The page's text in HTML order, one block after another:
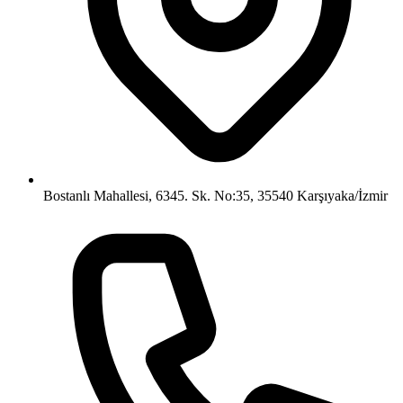
Bostanlı Mahallesi, 6345. Sk. No:35, 35540 Karşıyaka/İzmir